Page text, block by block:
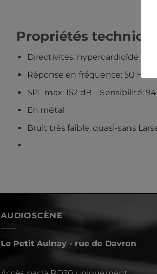
Propriétés
Directivités: hypercardioïde et
Réponse en fréquence: 50 Hz –
SPL max: 152 dB – Sensibilité:
En métal
Bruit très faible, quasi-sans
AUDIOSCÈNE
Le Petit Aulnay - rue de Davron